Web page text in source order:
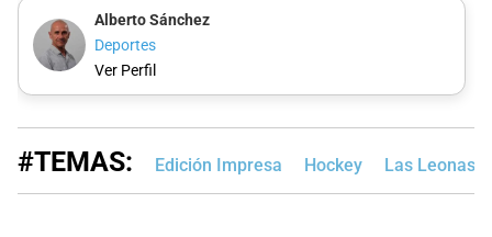
Alberto Sánchez
Deportes
Ver Perfil
#TEMAS: Edición Impresa Hockey Las Leonas